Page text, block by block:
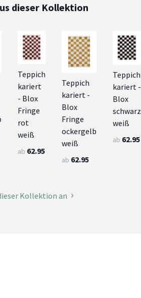
dieser Kollektion
Teppich
kariert
- Blox
Fringe
rot
weiß
ab 62.95
Teppich
kariert -
Blox
Fringe
ockergelb
weiß
ab 62.95
Teppich
kariert -
Blox
schwarz
weiß
ab 62.95
Kollektion an